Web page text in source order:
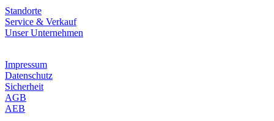
Standorte
Service & Verkauf
Unser Unternehmen
Impressum
Datenschutz
Sicherheit
AGB
AEB